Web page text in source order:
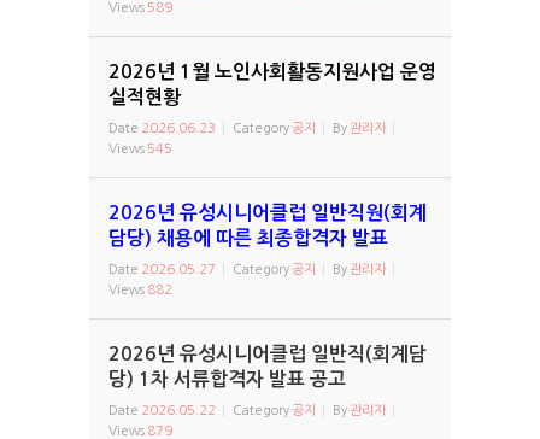
Views 589
2026년 1월 노인사회활동지원사업 운영
실적현황
Date 2026.06.23 Category공지 By 관리자
Views 545
2026년 유성시니어클럽 일반직원(회계
담당) 채용에 따른 최종합격자 발표
Date 2026.05.27 Category공지 By 관리자
Views 882
2026년 유성시니어클럽 일반직(회계담
당) 1차 서류합격자 발표 공고
Date 2026.05.22 Category공지 By 관리자
Views 879